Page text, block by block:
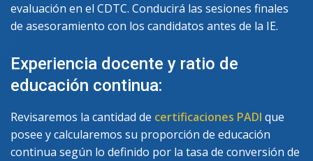
evaluación en el CDTC. Conducirá las sesiones finales
de asesoramiento con los candidatos antes de la IE.
Experiencia docente y ratio de
educación continua:
Revisaremos la cantidad de certificaciones PADI que
posee y calcularemos su proporción de educación
continua según lo definido por la tasa de conversión de